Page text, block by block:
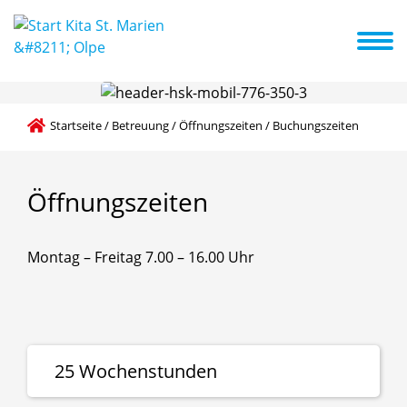
Unsere Einrichtung KooperationenNews
Startseite/ Betreuung/Öffnungszeiten / Buchungszeiten
Öffnungszeiten
Montag – Freitag 7.00 – 16.00 Uhr
25 Wochenstunden